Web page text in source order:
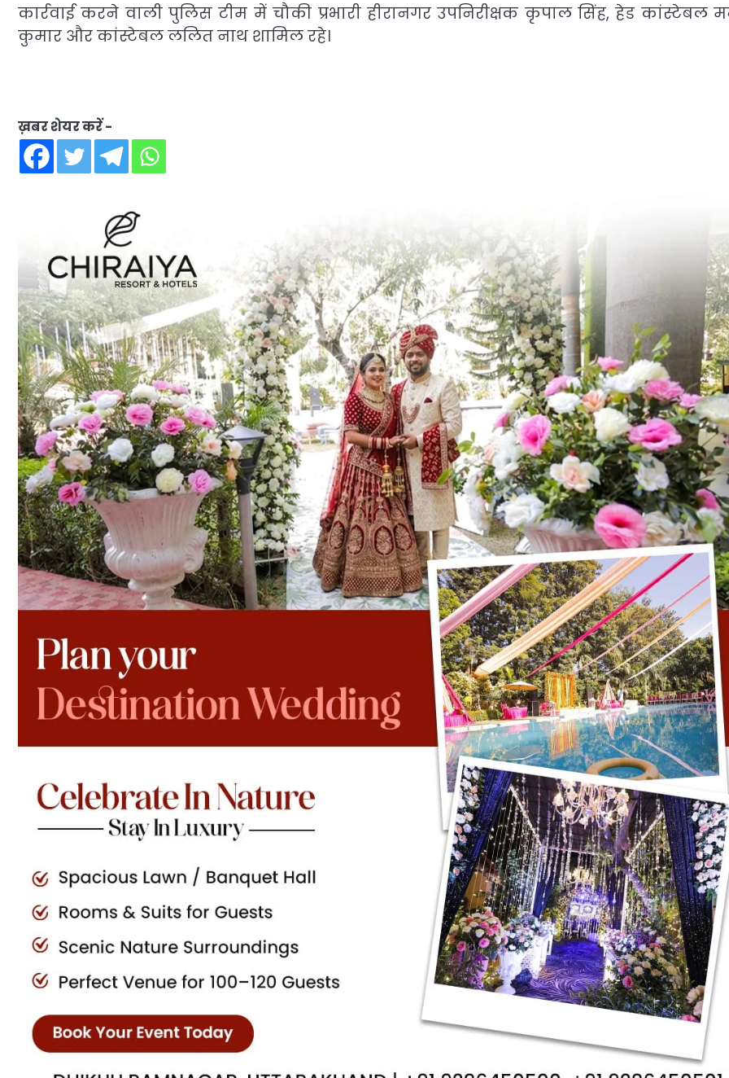
कार्रवाई करने वाली पुलिस टीम में चौकी प्रभारी हीरानगर उपनिरीक्षक कृपाल सिंह, हेड कांस्टेबल
कुमार और कांस्टेबल ललित नाथ शामिल रहे।
ख़बर शेयर करें -